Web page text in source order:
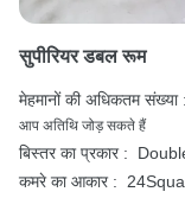
सुपीरियर डबल रूम
मेहमानों की अधिकतम संख्या :
आप अतिथि जोड़ सकते हैं
बिस्तर का प्रकार :
कमरे का आकार :